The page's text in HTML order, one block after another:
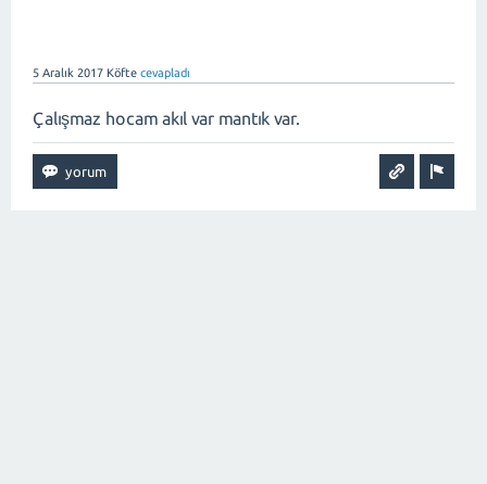
5 Aralık 2017 Köfte cevapladı
Çalışmaz hocam akıl var mantık var.